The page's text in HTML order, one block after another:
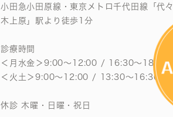
小田急小田原線・東京メトロ千代田線「代々
木上原」駅より徒歩1分
診療時間
＜月水金＞9:00〜12:00 / 16:30〜18:30
＜火土＞9:00〜12:00 / 13:30〜16:30
休診 木曜・日曜・祝日